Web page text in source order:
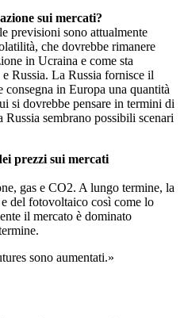
sui mercati?
previsioni sono attualmente
che dovrebbe rimanere
in Ucraina e come sta
Russia. La Russia fornisce il
in Europa una quantità
si dovrebbe pensare in termini di
sembrano possibili scenari
prezzi sui mercati
gas e CO2. A lungo termine, la
del fotovoltaico così come lo
il mercato è dominato
sono aumentati.»